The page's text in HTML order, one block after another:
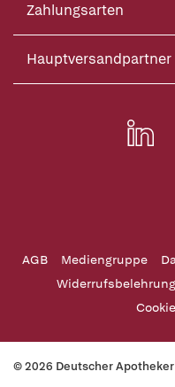
Zahlungsarten
Hauptversandpartner
AGB Mediengruppe
Widerrufsbelehrung
© 2026 Deutscher